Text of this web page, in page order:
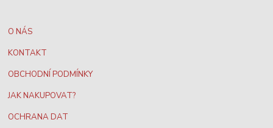
O NÁS
KONTAKT
OBCHODNÍ PODMÍNKY
JAK NAKUPOVAT?
OCHRANA DAT